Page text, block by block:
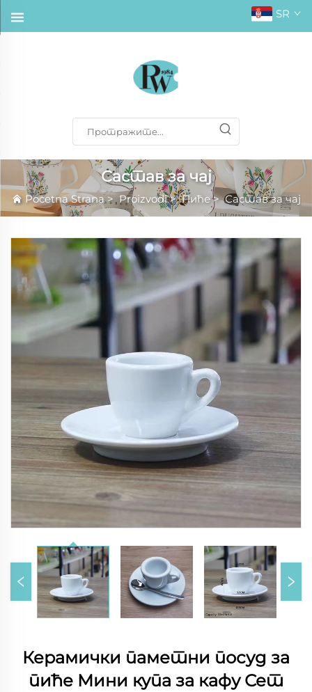
SR
Састав за чај
Početna Strana>Proizvodi>Пиће>Састав за чај
Керамички паметни посуд за
пиће Мини купа за кафу Сет